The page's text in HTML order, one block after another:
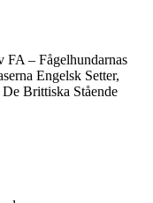
FA – Fågelhundarnas
Engelsk Setter,
Brittiska Stående